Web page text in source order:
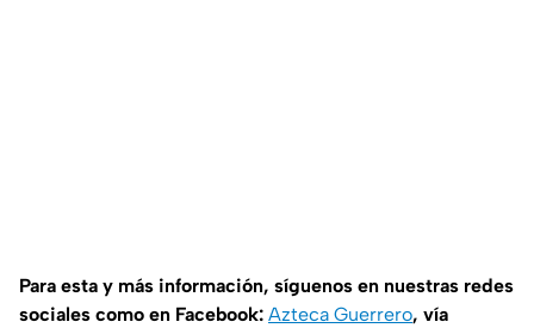
Para esta y más información, síguenos en nuestras redes
sociales como en Facebook: Azteca Guerrero, vía